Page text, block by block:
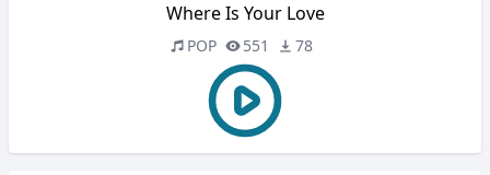
Where Is Your Love
POP 551 78